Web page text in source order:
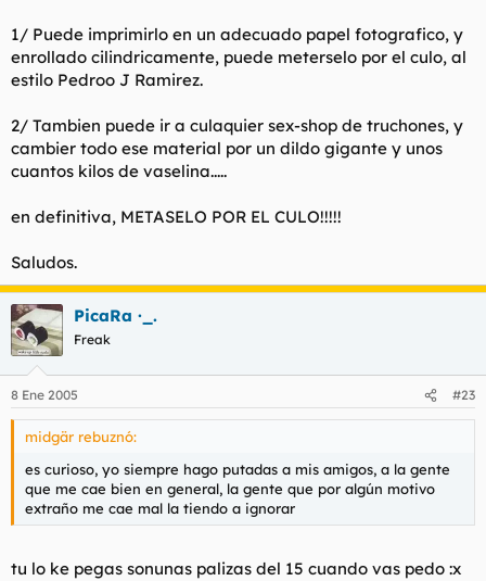
cuelgan fotos de sus ex y parece que funciona, que la gente se
lo descarga como locos.
Bueno, espero que aprobeis mi idea, gracias!
1/ Puede imprimirlo en un adecuado papel fotografico, y
enrollado cilindricamente, puede meterselo por el culo, al
estilo Pedroo J Ramirez.
2/ Tambien puede ir a culaquier sex-shop de truchones, y
cambier todo ese material por un dildo gigante y unos
cuantos kilos de vaselina.....
en definitiva, METASELO POR EL CULO!!!!!
Saludos.
PicaRa ·_.
Freak
8 Ene 2005 #23
midgär rebuznó:
es curioso, yo siempre hago putadas a mis amigos, a la gente
que me cae bien en general, la gente que por algún motivo
extraño me cae mal la tiendo a ignorar
tu lo ke pegas sonunas palizas del 15 cuando vas pedo :x